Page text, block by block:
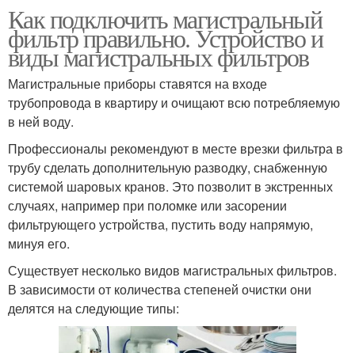
Как подключить магистральный
фильтр правильно. Устройство и
виды магистральных фильтров
Магистральные приборы ставятся на входе
трубопровода в квартиру и очищают всю потребляемую
в ней воду.
Профессионалы рекомендуют в месте врезки фильтра в
трубу сделать дополнительную разводку, снабженную
системой шаровых кранов. Это позволит в экстренных
случаях, например при поломке или засорении
фильтрующего устройства, пустить воду напрямую,
минуя его.
Существует несколько видов магистральных фильтров.
В зависимости от количества степеней очистки они
делятся на следующие типы: